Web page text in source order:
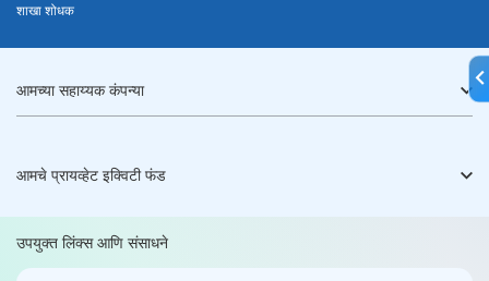
शाखा शोधक
आमच्या सहाय्यक कंपन्या
आमचे प्रायव्हेट इक्विटी फंड
उपयुक्त लिंक्स आणि संसाधने